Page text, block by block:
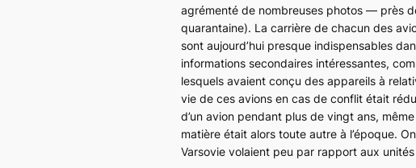
agrémenté de nombreuses photos — près
quarantaine). La carrière de chacun des
sont aujourd’hui presque indispensables
informations secondaires intéressantes,
lesquels avaient conçu des appareils à
vie de ces avions en cas de conflit était
d’un avion pendant plus de vingt ans,
matière était alors toute autre à l’époque.
Varsovie volaient peu par rapport aux